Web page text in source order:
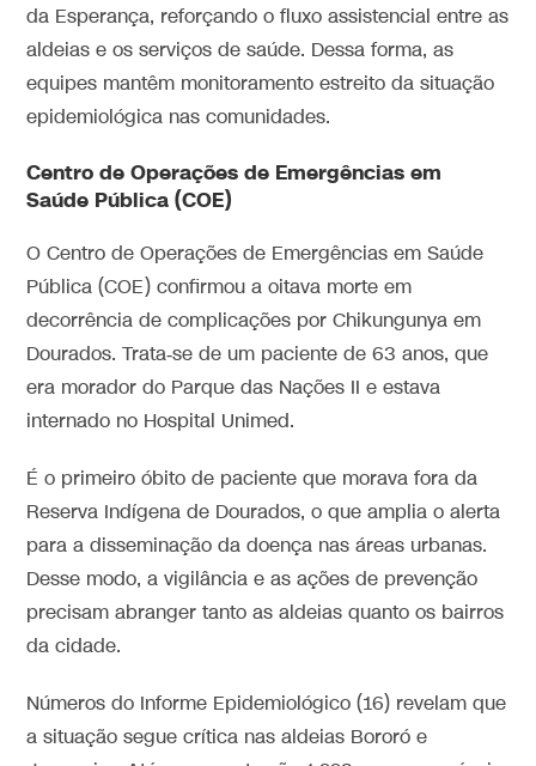
da Esperança, reforçando o fluxo assistencial entre as
aldeias e os serviços de saúde. Dessa forma, as
equipes mantêm monitoramento estreito da situação
epidemiológica nas comunidades.
Centro de Operações de Emergências em
Saúde Pública (COE)
O Centro de Operações de Emergências em Saúde
Pública (COE) confirmou a oitava morte em
decorrência de complicações por Chikungunya em
Dourados. Trata‑se de um paciente de 63 anos, que
era morador do Parque das Nações II e estava
internado no Hospital Unimed.
É o primeiro óbito de paciente que morava fora da
Reserva Indígena de Dourados, o que amplia o alerta
para a disseminação da doença nas áreas urbanas.
Desse modo, a vigilância e as ações de prevenção
precisam abranger tanto as aldeias quanto os bairros
da cidade.
Números do Informe Epidemiológico (16) revelam que
a situação segue crítica nas aldeias Bororó e